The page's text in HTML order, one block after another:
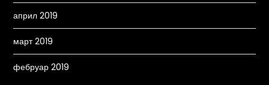
април 2019
март 2019
фебруар 2019